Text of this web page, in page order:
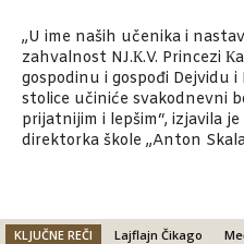
„U ime naših učenika i
zahvalnost NJ.К.V. Princezi
gospodinu i gospođi Dejvidu
stolice učiniće svakodnevni
prijatnijim i lepšim“, izjavila
direktorka škole „Anton
KLJUČNE REČI Lajflajn Čikago